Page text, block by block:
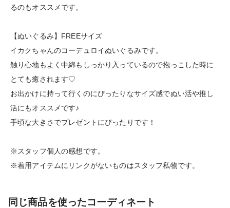
るのもオススメです。
【ぬいぐるみ】FREEサイズ
イカクちゃんのコーデュロイぬいぐるみです。
触り心地もよく中綿もしっかり入っているので抱っこした時に
とても癒されます♡
お出かけに持って行くのにぴったりなサイズ感でぬい活や推し
活にもオススメです♪
手頃な大きさでプレゼントにぴったりです！
※スタッフ個人の感想です。
※着用アイテムにリンクがないものはスタッフ私物です。
同じ商品を使ったコーディネート